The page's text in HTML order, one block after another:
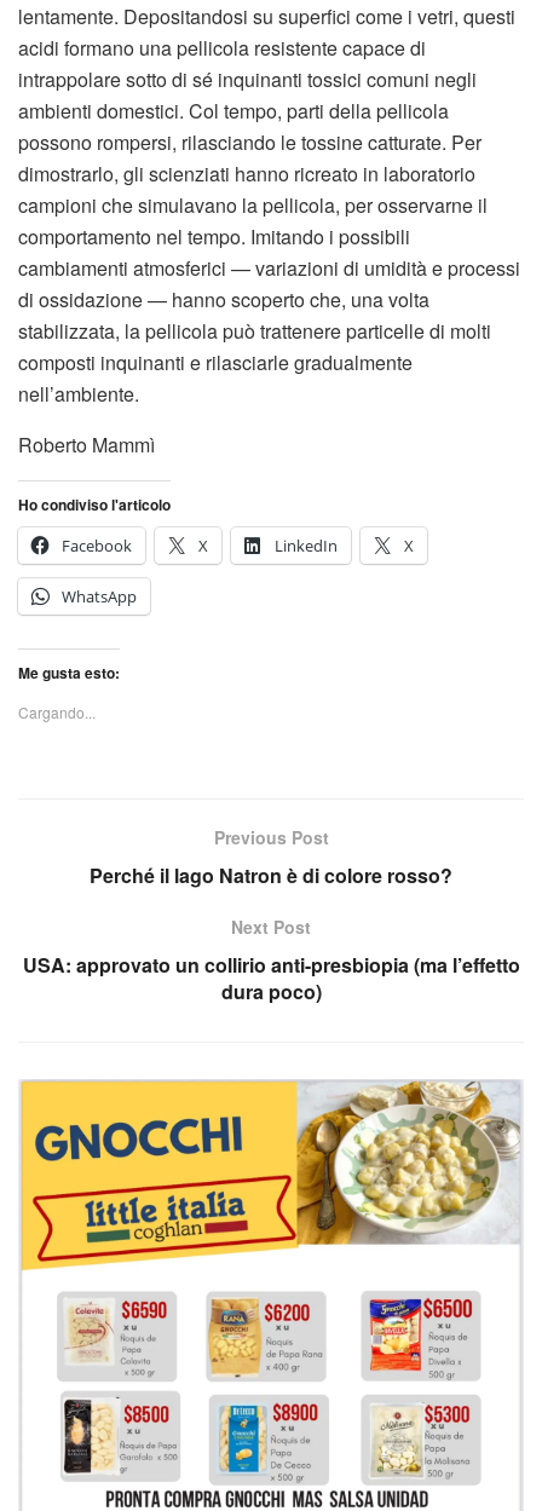
lentamente. Depositandosi su superfici come i vetri, questi
acidi formano una pellicola resistente capace di
intrappolare sotto di sé inquinanti tossici comuni negli
ambienti domestici. Col tempo, parti della pellicola
possono rompersi, rilasciando le tossine catturate. Per
dimostrarlo, gli scienziati hanno ricreato in laboratorio
campioni che simulavano la pellicola, per osservarne il
comportamento nel tempo. Imitando i possibili
cambiamenti atmosferici — variazioni di umidità e processi
di ossidazione — hanno scoperto che, una volta
stabilizzata, la pellicola può trattenere particelle di molti
composti inquinanti e rilasciarle gradualmente
nell’ambiente.
Roberto Mammì
Ho condiviso l'articolo
Facebook
X LinkedIn X
WhatsApp
Me gusta esto:
Cargando...
Previous Post
Perché il lago Natron è di colore rosso?
Next Post
USA: approvato un collirio anti-presbiopia (ma l’effetto
dura poco)